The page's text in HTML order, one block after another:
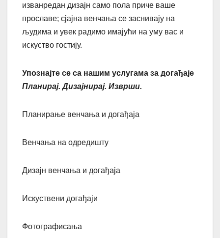
изванредан дизајн само пола приче ваше
прославе; сјајна венчања се заснивају на
људима и увек радимо имајући на уму вас и
искуство гостију.
Упознајте се са нашим услугама за догађаје
Планирај. Дизајнирај. Изврши.
Планирање венчања и догађаја
Венчања на одредишту
Дизајн венчања и догађаја
Искуствени догађаји
Фотографисања